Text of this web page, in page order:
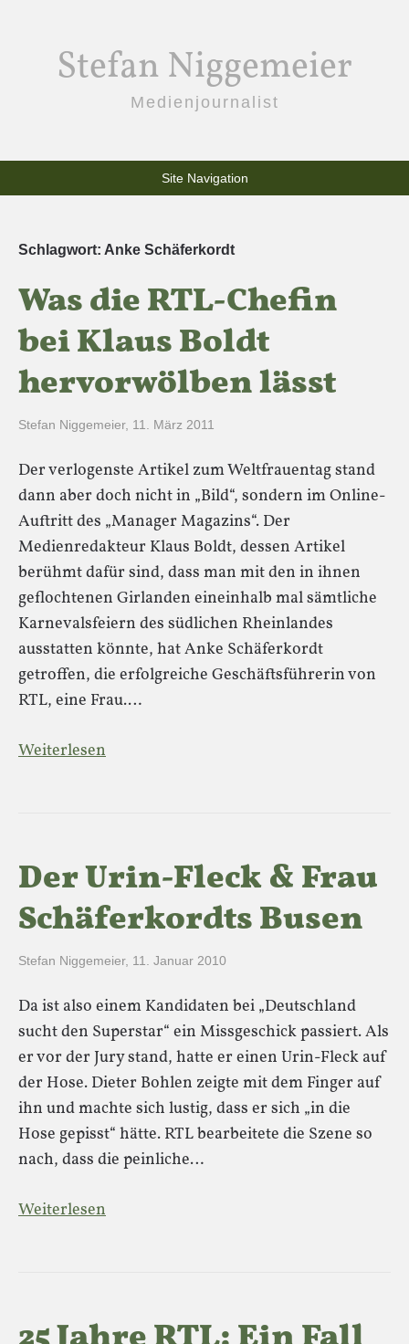
Stefan Niggemeier
Medienjournalist
Site Navigation
Schlagwort: Anke Schäferkordt
Was die RTL-Chefin
bei Klaus Boldt
hervorwölben lässt
Stefan Niggemeier, 11. März 2011
Der verlogenste Artikel zum Weltfrauentag stand
dann aber doch nicht in „Bild“, sondern im Online-
Auftritt des „Manager Magazins“. Der
Medienredakteur Klaus Boldt, dessen Artikel
berühmt dafür sind, dass man mit den in ihnen
geflochtenen Girlanden eineinhalb mal sämtliche
Karnevalsfeiern des südlichen Rheinlandes
ausstatten könnte, hat Anke Schäferkordt
getroffen, die erfolgreiche Geschäftsführerin von
RTL, eine Frau.…
Weiterlesen
Der Urin-Fleck & Frau
Schäferkordts Busen
Stefan Niggemeier, 11. Januar 2010
Da ist also einem Kandidaten bei „Deutschland
sucht den Superstar“ ein Missgeschick passiert. Als
er vor der Jury stand, hatte er einen Urin-Fleck auf
der Hose. Dieter Bohlen zeigte mit dem Finger auf
ihn und machte sich lustig, dass er sich „in die
Hose gepisst“ hätte. RTL bearbeitete die Szene so
nach, dass die peinliche…
Weiterlesen